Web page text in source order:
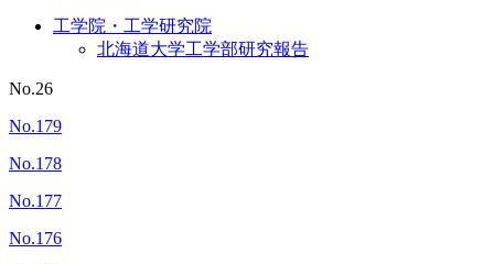
工学院・工学研究院
北海道大学工学部研究報告
No.26
No.179
No.178
No.177
No.176